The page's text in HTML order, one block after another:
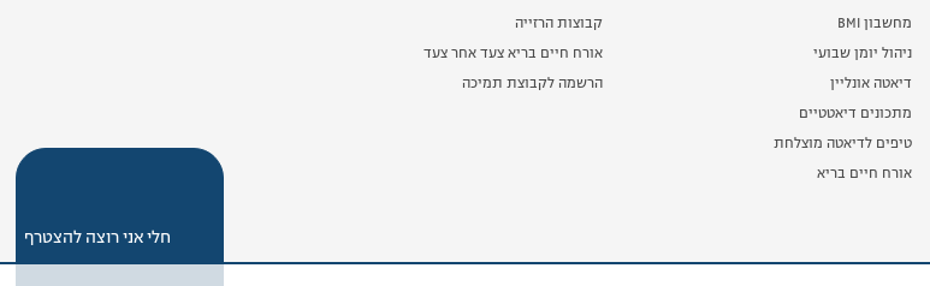
מחשבון BMI
ניהול יומן שבועי
דיאטה אונליין
מתכונים דיאטטיים
טיפים לדיאטה מוצלחת
אורח חיים בריא
קבוצות הרזייה
אורח חיים בריא צעד אחר צעד
הרשמה לקבוצת תמיכה
חלי אני רוצה להצטרף